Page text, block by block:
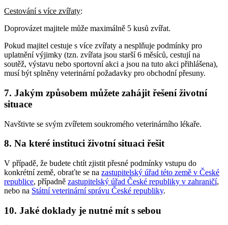
Cestování s více zvířaty:
Doprovázet majitele může maximálně 5 kusů zvířat.
Pokud majitel cestuje s více zvířaty a nesplňuje podmínky pro
uplatnění výjimky (tzn. zvířata jsou starší 6 měsíců, cestují na
soutěž, výstavu nebo sportovní akci a jsou na tuto akci přihlášena),
musí být splněny veterinární požadavky pro obchodní přesuny.
7. Jakým způsobem můžete zahájit řešení životní
situace
Navštivte se svým zvířetem soukromého veterinárního lékaře.
8. Na které instituci životní situaci řešit
V případě, že budete chtít zjistit přesné podmínky vstupu do
konkrétní země, obraťte se na zastupitelský úřad této země v České
republice, případně zastupitelský úřad České republiky v zahraničí,
nebo na Státní veterinární správu České republiky.
10. Jaké doklady je nutné mít s sebou